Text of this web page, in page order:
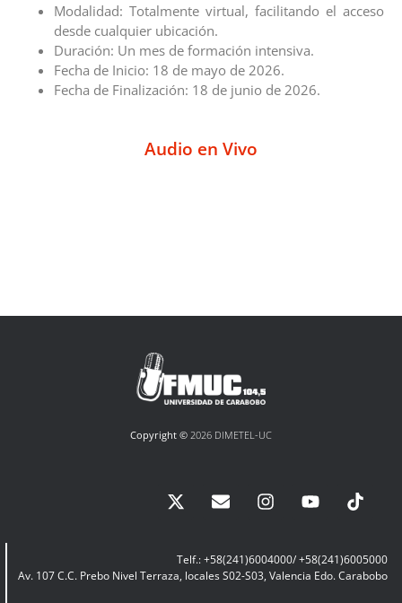
Modalidad: Totalmente virtual, facilitando el acceso
desde cualquier ubicación.
Duración: Un mes de formación intensiva.
Fecha de Inicio: 18 de mayo de 2026.
Fecha de Finalización: 18 de junio de 2026.
Audio en Vivo
Copyright © 2026 DIMETEL-UC
Telf.: +58(241)6004000/ +58(241)6005000
Av. 107 C.C. Prebo Nivel Terraza, locales S02-S03, Valencia Edo. Carabobo